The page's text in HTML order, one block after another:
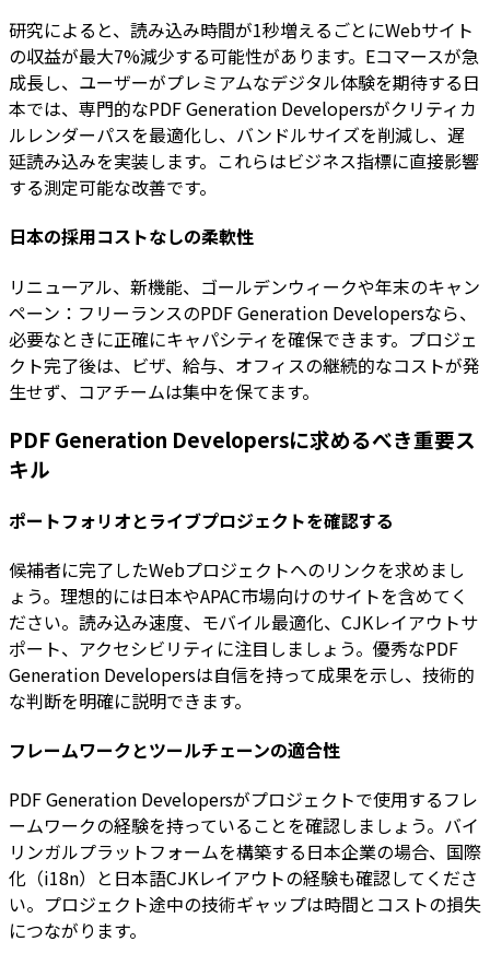
研究によると、読み込み時間が1秒増えるごとにWebサイト
の収益が最大7%減少する可能性があります。Eコマースが急
成長し、ユーザーがプレミアムなデジタル体験を期待する日
本では、専門的なPDF Generation Developersがクリティカ
ルレンダーパスを最適化し、バンドルサイズを削減し、遅
延読み込みを実装します。これらはビジネス指標に直接影響
する測定可能な改善です。
日本の採用コストなしの柔軟性
リニューアル、新機能、ゴールデンウィークや年末のキャン
ペーン：フリーランスのPDF Generation Developersなら、
必要なときに正確にキャパシティを確保できます。プロジェ
クト完了後は、ビザ、給与、オフィスの継続的なコストが発
生せず、コアチームは集中を保てます。
PDF Generation Developersに求めるべき重要ス
キル
ポートフォリオとライブプロジェクトを確認する
候補者に完了したWebプロジェクトへのリンクを求めまし
ょう。理想的には日本やAPAC市場向けのサイトを含めてく
ださい。読み込み速度、モバイル最適化、CJKレイアウトサ
ポート、アクセシビリティに注目しましょう。優秀なPDF
Generation Developersは自信を持って成果を示し、技術的
な判断を明確に説明できます。
フレームワークとツールチェーンの適合性
PDF Generation Developersがプロジェクトで使用するフレ
ームワークの経験を持っていることを確認しましょう。バイ
リンガルプラットフォームを構築する日本企業の場合、国際
化（i18n）と日本語CJKレイアウトの経験も確認してくださ
い。プロジェクト途中の技術ギャップは時間とコストの損失
につながります。